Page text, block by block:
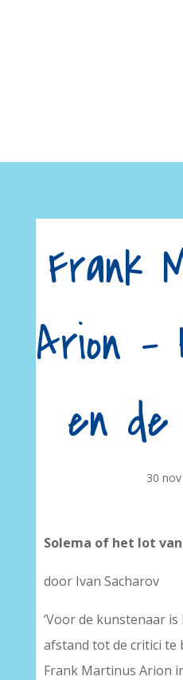
Frank
Arion –
en
30
Solema of het lot
door Ivan Sacharov
‘Voor de kunstenaar
afstand tot de critici te
Frank Martinus Arion